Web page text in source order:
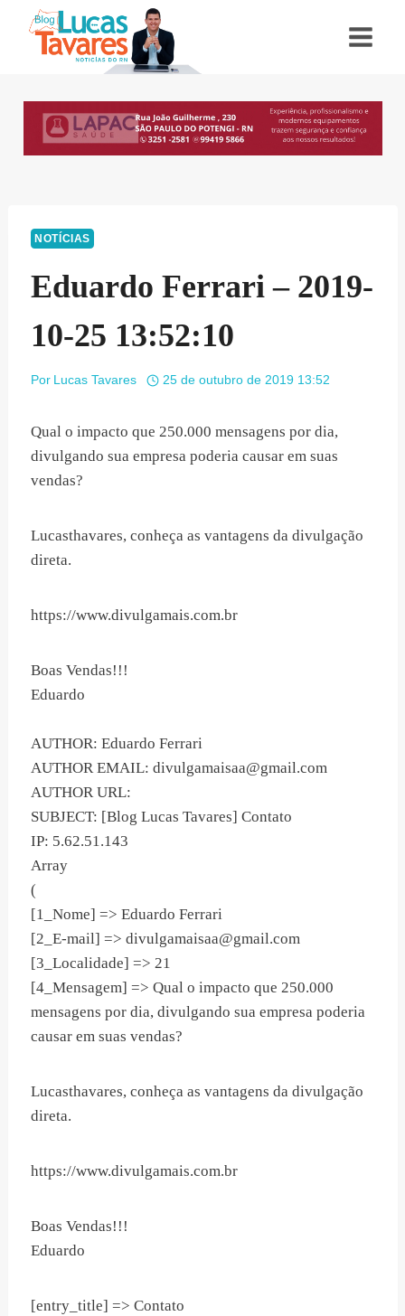
NOTÍCIAS
Eduardo Ferrari – 2019-
10-25 13:52:10
Por Lucas Tavares 25 de outubro de 2019 13:52
Qual o impacto que 250.000 mensagens por dia,
divulgando sua empresa poderia causar em suas
vendas?
Lucasthavares, conheça as vantagens da divulgação
direta.
https://www.divulgamais.com.br
Boas Vendas!!!
Eduardo
AUTHOR: Eduardo Ferrari
AUTHOR EMAIL: divulgamaisaa@gmail.com
AUTHOR URL:
SUBJECT: [Blog Lucas Tavares] Contato
IP: 5.62.51.143
Array
(
[1_Nome] => Eduardo Ferrari
[2_E-mail] => divulgamaisaa@gmail.com
[3_Localidade] => 21
[4_Mensagem] => Qual o impacto que 250.000
mensagens por dia, divulgando sua empresa poderia
causar em suas vendas?
Lucasthavares, conheça as vantagens da divulgação
direta.
https://www.divulgamais.com.br
Boas Vendas!!!
Eduardo
[entry_title] => Contato